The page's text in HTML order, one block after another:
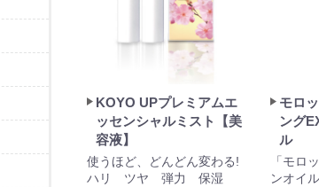
KOYO UPプレミアムエ
ッセンシャルミスト【美
容液】
使うほど、どんどん変わる!
ハリ ツヤ 弾力 保湿
モロ
ング
ル
「モロ
ンオイ